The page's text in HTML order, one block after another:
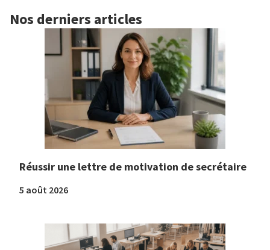
Nos derniers articles
Réussir une lettre de motivation de secrétaire
5 août 2026